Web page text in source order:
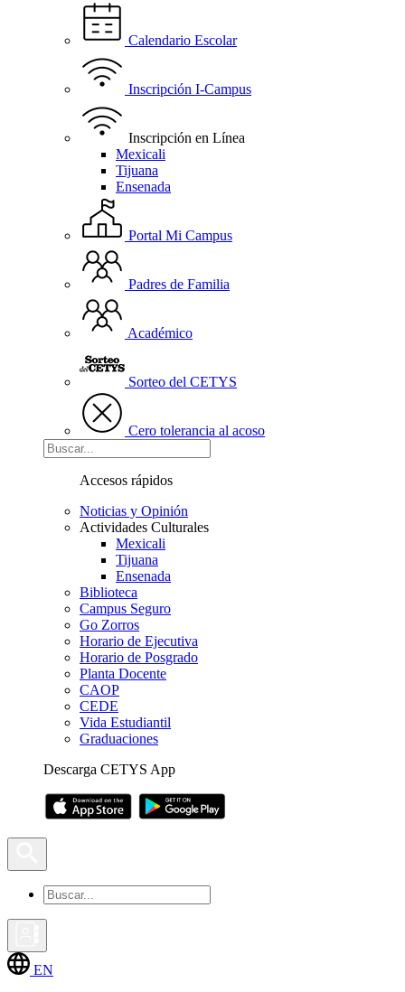
Calendario Escolar
Inscripción I-Campus
Inscripción en Línea
Mexicali
Tijuana
Ensenada
Portal Mi Campus
Padres de Familia
Académico
Sorteo del CETYS
Cero tolerancia al acoso
Accesos rápidos
Noticias y Opinión
Actividades Culturales
Mexicali
Tijuana
Ensenada
Biblioteca
Campus Seguro
Go Zorros
Horario de Ejecutiva
Horario de Posgrado
Planta Docente
CAOP
CEDE
Vida Estudiantil
Graduaciones
Descarga CETYS App
EN